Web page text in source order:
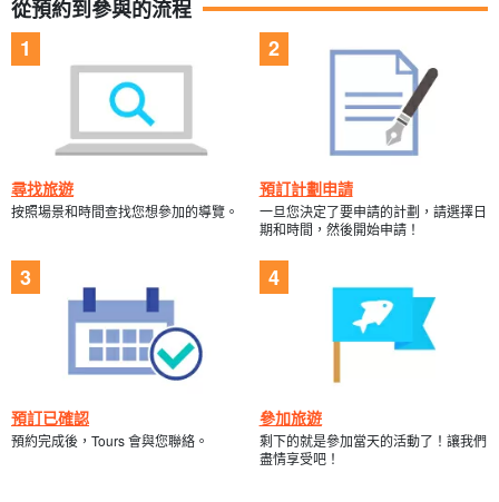
從預約到參與的流程
尋找旅遊
按照場景和時間查找您想參加的導覽。
預訂計劃申請
一旦您決定了要申請的計劃，請選擇日
期和時間，然後開始申請！
預訂已確認
預約完成後，Tours 會與您聯絡。
參加旅遊
剩下的就是參加當天的活動了！讓我們
盡情享受吧！